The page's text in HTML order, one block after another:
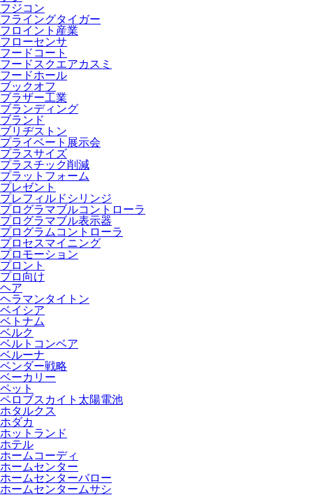
フジコン
フライングタイガー
フロイント産業
フローセンサ
フードコート
フードスクエアカスミ
フードホール
ブックオフ
ブラザー工業
ブランディング
ブランド
ブリヂストン
プライベート展示会
プラスサイズ
プラスチック削減
プラットフォーム
プレゼント
プレフィルドシリンジ
プログラマブルコントローラ
プログラマブル表示器
プログラムコントローラ
プロセスマイニング
プロモーション
プロント
プロ向け
ヘア
ヘラマンタイトン
ベイシア
ベトナム
ベルク
ベルトコンベア
ベルーナ
ベンダー戦略
ベーカリー
ペット
ペロブスカイト太陽電池
ホタルクス
ホダカ
ホットランド
ホテル
ホームコーディ
ホームセンター
ホームセンターバロー
ホームセンタームサシ